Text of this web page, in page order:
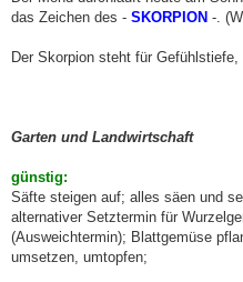
das Zeichen des - SKORPION -.
Der Skorpion steht für Gefühlstiefe,
Garten und Landwirtschaft
günstig:
Säfte steigen auf; alles säen und
alternativer Setztermin für
(Ausweichtermin); Blattgemüse
umsetzen, umtopfen;